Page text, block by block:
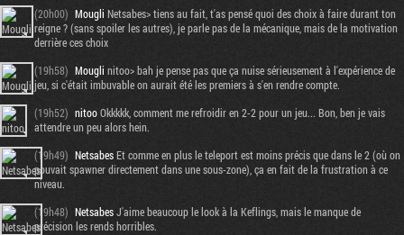
(20h00) Mougli Netsabes> tiens au fait, t'as pensé quoi des choix à faire durant ton
reigne ? (sans spoiler les autres), je parle pas de la mécanique, mais de la motivation
derrière ces choix
(19h58) Mougli nitoo> bah je pense pas que ça nuise sérieusement à l'expérience de
jeu, si c'était imbuvable on aurait été les premiers à s'en rendre compte.
(19h52) nitooOkkkkk, comment me refroidir en 2-2 pour un jeu... Bon, ben je vais
attendre un peu alors hein.
(19h49) NetsabesEt comme en plus le teleport est moins précis que dans le 2 (où on
pouvait spawner directement dans une sous-zone), ça en fait de la frustration à ce
niveau.
(19h48) NetsabesJ'aime beaucoup le look à la Keflings, mais le manque de
précision les rends horribles.